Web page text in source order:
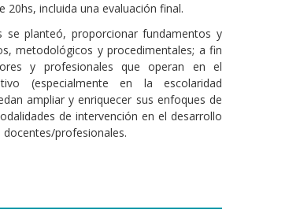
20hs, incluida una evaluación final.
se planteó, proporcionar fundamentos y
metodológicos y procedimentales; a fin
y profesionales que operan en el
(especialmente en la escolaridad
ampliar y enriquecer sus enfoques de
de intervención en el desarrollo
docentes/profesionales.